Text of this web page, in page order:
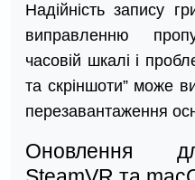
Надійність запису
виправленню
часовій шкалі і
та скріншоти” може
перезавантаження
Оновлення